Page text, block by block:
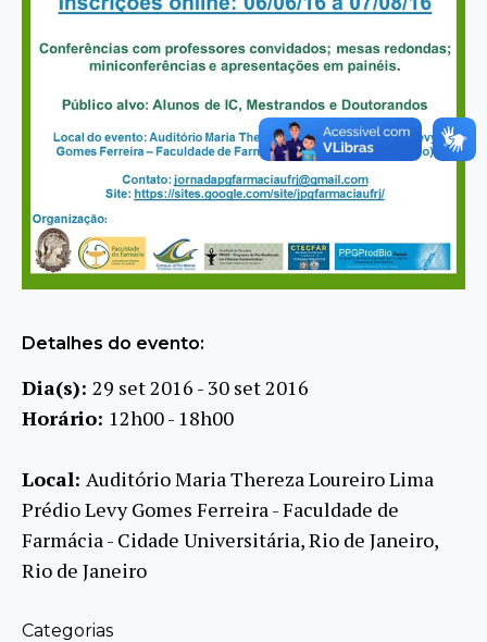
Detalhes do evento:
Dia(s): 29 set 2016 - 30 set 2016
Horário: 12h00 - 18h00
Local: Auditório Maria Thereza Loureiro Lima
Prédio Levy Gomes Ferreira - Faculdade de
Farmácia - Cidade Universitária, Rio de Janeiro,
Rio de Janeiro
Categorias